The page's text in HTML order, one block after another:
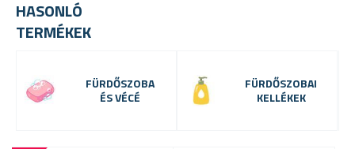
HASONLÓ
TERMÉKEK
FÜRDŐSZOBA
ÉS VÉCÉ
FÜRDŐSZOBAI
KELLÉKEK